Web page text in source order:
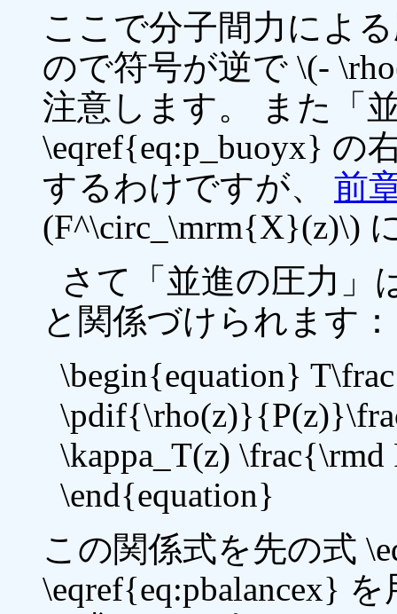
ここで分子間力によ
ので符号が逆で \(-
注意します。 また「
\eqref{eq:p_buoyx} の
するわけですが、 前
(F^\circ_\mrm{X}(z)\)
さて「並進の圧力」
と関係づけられます：
\begin{equation}
\kappa_T(z)
\end{equation}
この関係式を先の式
\eqref{eq:pbalancex}